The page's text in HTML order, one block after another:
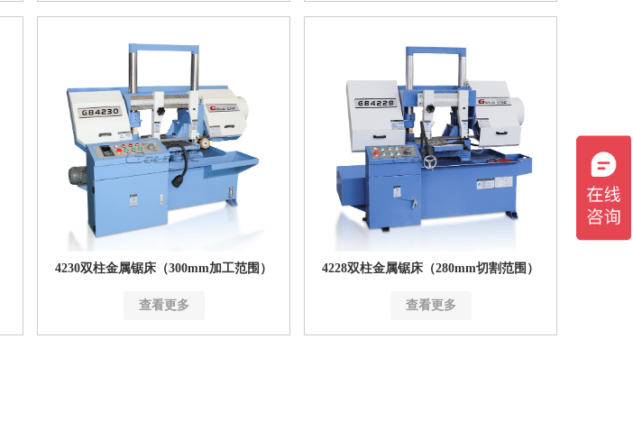
4230双柱金属锯床（300mm加工范围）
查看更多
4228双柱金属锯床（280mm切割范围）
查看更多